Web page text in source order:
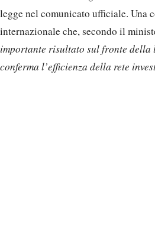
legge nel comunicato ufficiale. Una
internazionale che, secondo il
importante risultato sul fronte
conferma l’efficienza della rete